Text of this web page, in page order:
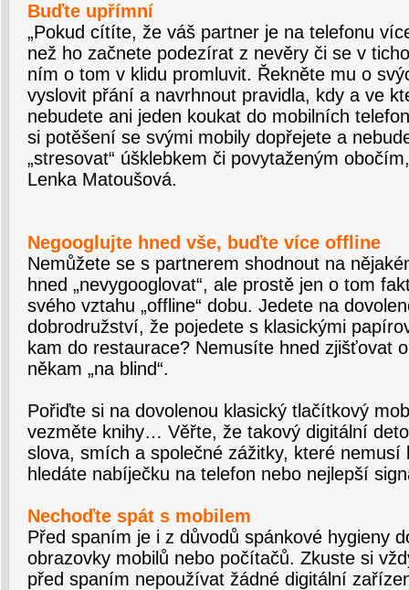
Buďte upřímní
„Pokud cítíte, že váš partner je na telefonu
než ho začnete podezírat z nevěry či se v
ním o tom v klidu promluvit. Řekněte mu o
vyslovit přání a navrhnout pravidla, kdy a ve
nebudete ani jeden koukat do mobilních
si potěšení se svými mobily dopřejete a
„stresovat“ úšklebkem či povytaženým
Lenka Matoušová.
Negooglujte hned vše, buďte více offline
Nemůžete se s partnerem shodnout na
hned „nevygooglovat“, ale prostě jen o tom
svého vztahu „offline“ dobu. Jedete na
dobrodružství, že pojedete s klasickými
kam do restaurace? Nemusíte hned zjišťovat
někam „na blind“.
Pořiďte si na dovolenou klasický tlačítkový
vezměte knihy… Věřte, že takový digitální
slova, smích a společné zážitky, které nemusí
hledáte nabíječku na telefon nebo nejlepší
Nechoďte spát s mobilem
Před spaním je i z důvodů spánkové hygieny
obrazovky mobilů nebo počítačů. Zkuste si
před spaním nepoužívat žádné digitální